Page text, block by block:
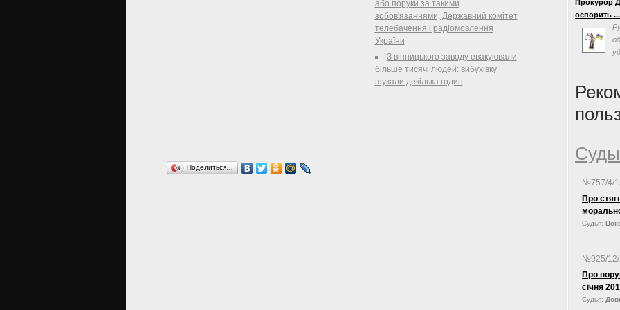
або поруки за такими
зобов'язаннями, Державний комітет
телебачення і радіомовлення
України
З вінницького заводу евакуювали
більше тисячі людей: вибухівку
шукали декілька годин
Поделиться…
власти на
Суда
«одним из
Прокурор
оспорить ...
№757/4/
Про
Судья:
№925/
Про
Судья: